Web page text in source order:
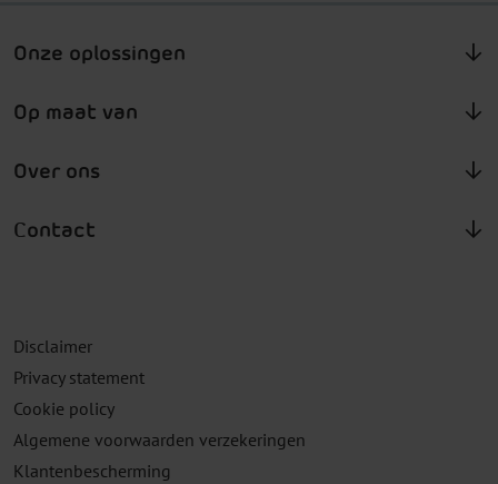
Onze oplossingen
Op maat van
Over ons
Contact
Disclaimer
Privacy statement
Cookie policy
Algemene voorwaarden verzekeringen
Klantenbescherming